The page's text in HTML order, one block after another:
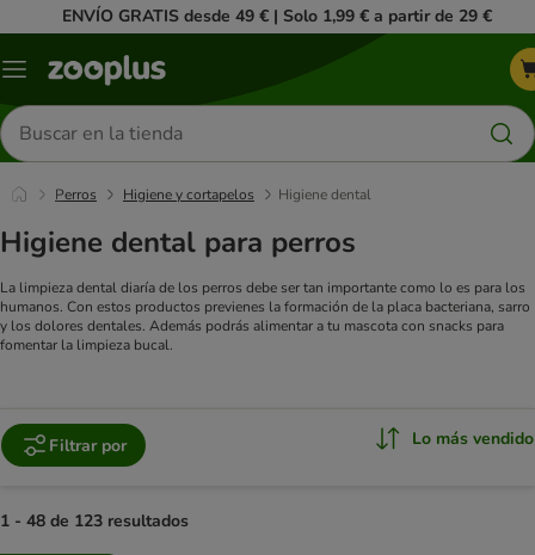
ENVÍO GRATIS desde 49 € | Solo 1,99 € a partir de 29 €
Menú
Buscar
productos
Perros Higiene y cortapelos Higiene dental
Higiene dental para perros
La limpieza dental diaría de los perros debe ser tan importante como lo es para los
humanos. Con estos productos previenes la formación de la placa bacteriana, sarro
y los dolores dentales. Además podrás alimentar a tu mascota con snacks para
fomentar la limpieza bucal.
Filtrar por Lo más vendido
1 - 48 de 123 resultados